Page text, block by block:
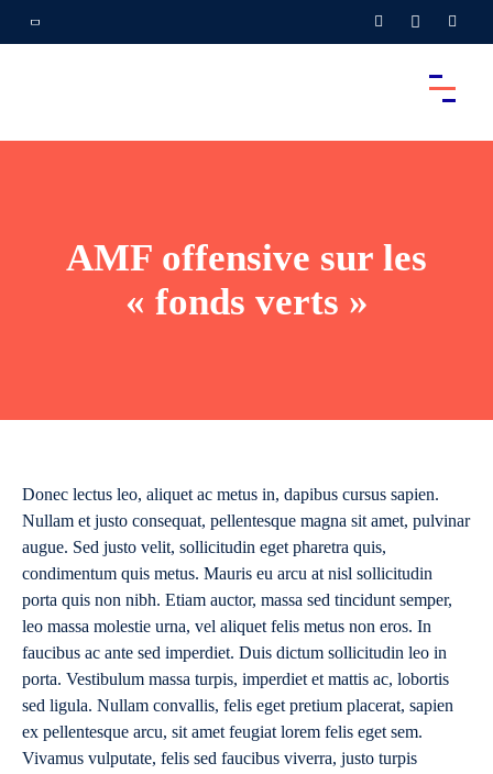
AMF offensive sur les
« fonds verts »
Donec lectus leo, aliquet ac metus in, dapibus cursus sapien.
Nullam et justo consequat, pellentesque magna sit amet, pulvinar
augue. Sed justo velit, sollicitudin eget pharetra quis,
condimentum quis metus. Mauris eu arcu at nisl sollicitudin
porta quis non nibh. Etiam auctor, massa sed tincidunt semper,
leo massa molestie urna, vel aliquet felis metus non eros. In
faucibus ac ante sed imperdiet. Duis dictum sollicitudin leo in
porta. Vestibulum massa turpis, imperdiet et mattis ac, lobortis
sed ligula. Nullam convallis, felis eget pretium placerat, sapien
ex pellentesque arcu, sit amet feugiat lorem felis eget sem.
Vivamus vulputate, felis sed faucibus viverra, justo turpis